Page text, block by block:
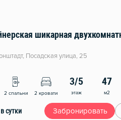
Посадская улица, 25
2 спальни 2 кровати
3/5
этаж
47
м2
в сутки Забронировать